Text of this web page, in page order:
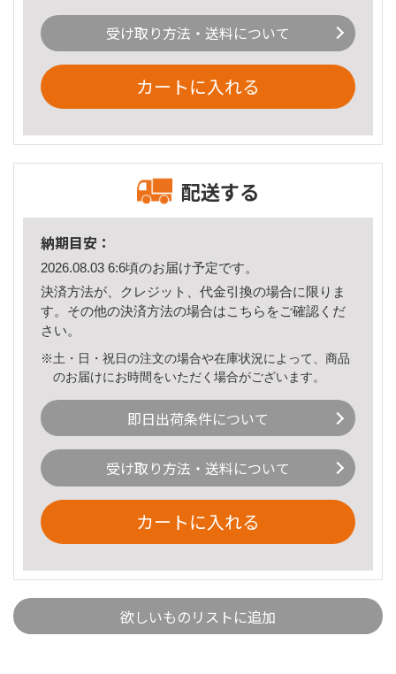
受け取り方法・送料について
カートに入れる
配送する
納期目安：
2026.08.03 6:6頃のお届け予定です。
決済方法が、クレジット、代金引換の場合に限りま
す。その他の決済方法の場合はこちら をご確認くだ
さい。
※土・日・祝日の注文の場合や在庫状況によって、商品
のお届けにお時間をいただく場合がございます。
即日出荷条件について
受け取り方法・送料について
カートに入れる
欲しいものリストに追加